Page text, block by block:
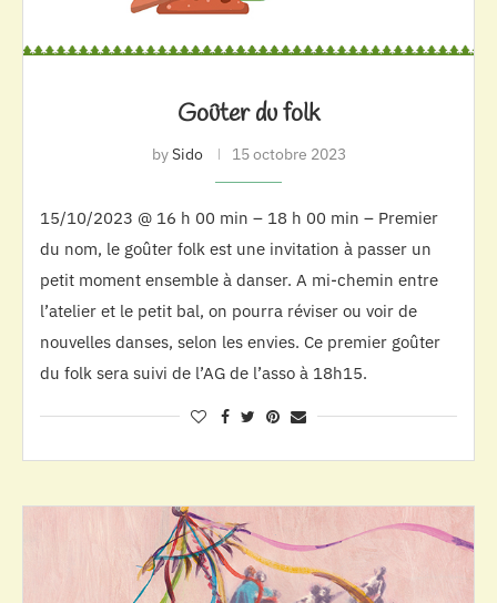
Goûter du folk
bySido 15 octobre 2023
15/10/2023 @ 16 h 00 min – 18 h 00 min – Premier
du nom, le goûter folk est une invitation à passer un
petit moment ensemble à danser. A mi-chemin entre
l’atelier et le petit bal, on pourra réviser ou voir de
nouvelles danses, selon les envies. Ce premier goûter
du folk sera suivi de l’AG de l’asso à 18h15.